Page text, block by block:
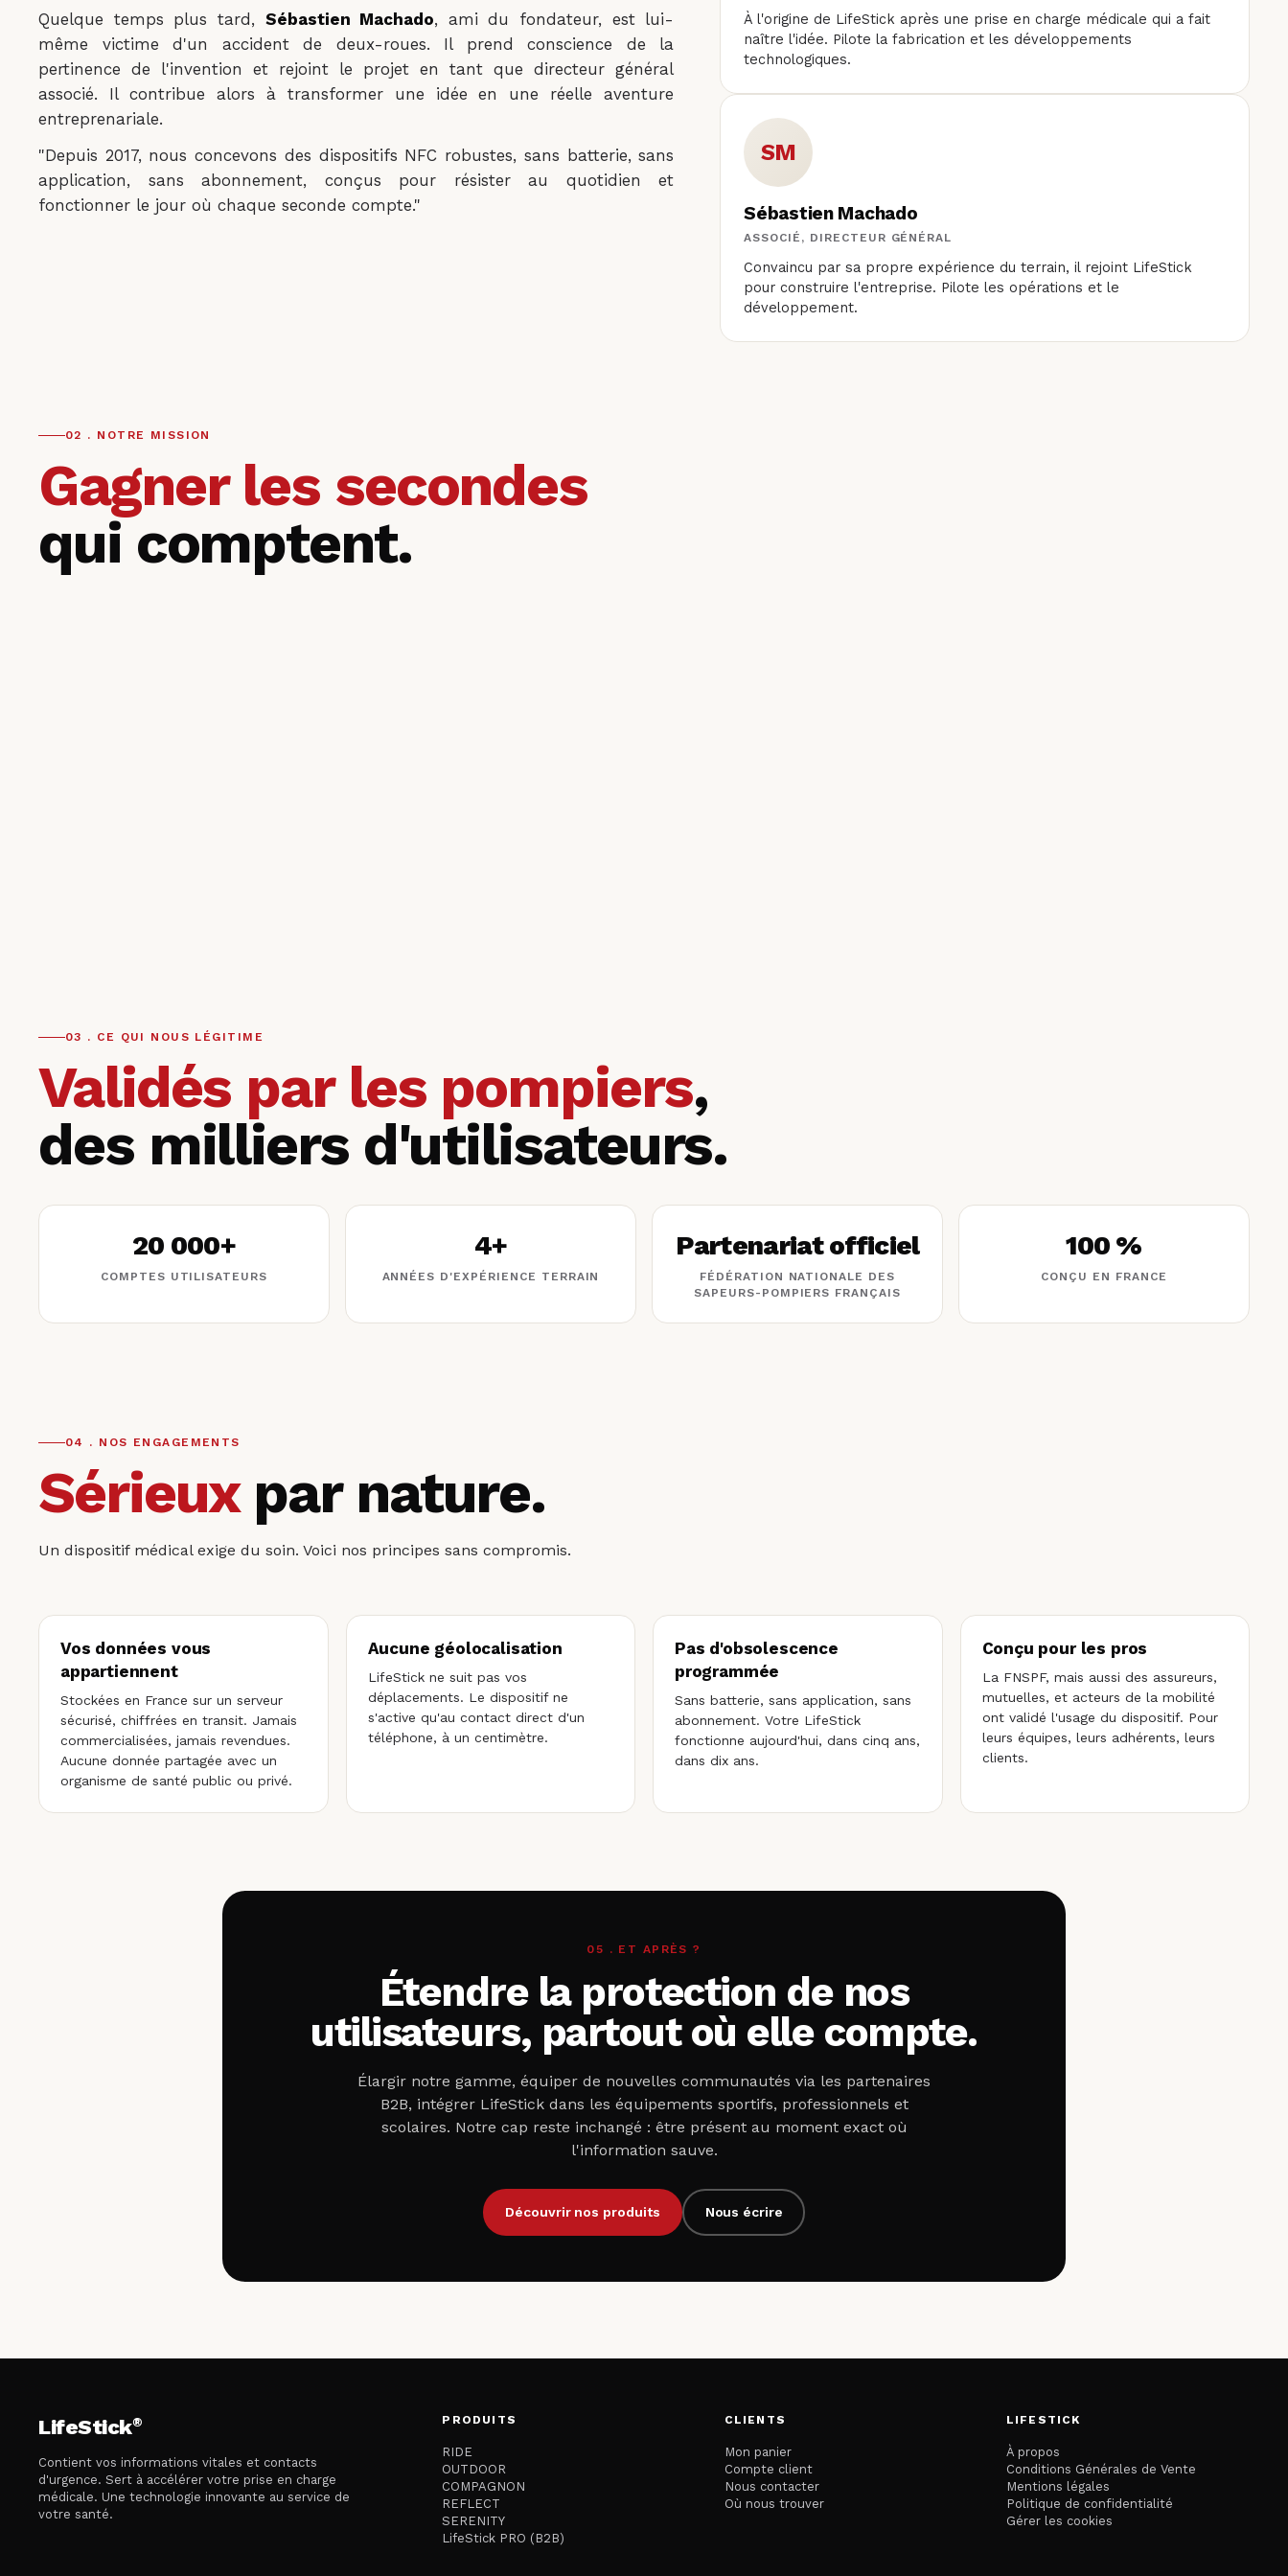
Quelque temps plus tard, Sébastien Machado, ami du fondateur, est lui-
même victime d'un accident de deux-roues. Il prend conscience de la
pertinence de l'invention et rejoint le projet en tant que directeur général
associé. Il contribue alors à transformer une idée en une réelle aventure
entreprenariale.
"Depuis 2017, nous concevons des dispositifs NFC robustes, sans batterie, sans
application, sans abonnement, conçus pour résister au quotidien et
fonctionner le jour où chaque seconde compte."
À l'origine de LifeStick après une prise en charge médicale qui a fait
naître l'idée. Pilote la fabrication et les développements
technologiques.
SM
Sébastien Machado
ASSOCIÉ, DIRECTEUR GÉNÉRAL
Convaincu par sa propre expérience du terrain, il rejoint LifeStick
pour construire l'entreprise. Pilote les opérations et le
développement.
02 . NOTRE MISSION
Gagner les secondes
qui comptent.
03 . CE QUI NOUS LÉGITIME
Validés par les pompiers,
des milliers d'utilisateurs.
20 000+
COMPTES UTILISATEURS
4+
ANNÉES D'EXPÉRIENCE TERRAIN
Partenariat officiel
FÉDÉRATION NATIONALE DES
SAPEURS-POMPIERS FRANÇAIS
100 %
CONÇU EN FRANCE
04 . NOS ENGAGEMENTS
Sérieuxpar nature.
Un dispositif médical exige du soin. Voici nos principes sans compromis.
Vos données vous
appartiennent
Stockées en France sur un serveur
sécurisé, chiffrées en transit. Jamais
commercialisées, jamais revendues.
Aucune donnée partagée avec un
organisme de santé public ou privé.
Aucune géolocalisation
LifeStick ne suit pas vos
déplacements. Le dispositif ne
s'active qu'au contact direct d'un
téléphone, à un centimètre.
Pas d'obsolescence
programmée
Sans batterie, sans application, sans
abonnement. Votre LifeStick
fonctionne aujourd'hui, dans cinq ans,
dans dix ans.
Conçu pour les pros
La FNSPF, mais aussi des assureurs,
mutuelles, et acteurs de la mobilité
ont validé l'usage du dispositif. Pour
leurs équipes, leurs adhérents, leurs
clients.
05 . ET APRÈS ?
Étendre la protection de nos
utilisateurs, partout où elle compte.
Élargir notre gamme, équiper de nouvelles communautés via les partenaires
B2B, intégrer LifeStick dans les équipements sportifs, professionnels et
scolaires. Notre cap reste inchangé : être présent au moment exact où
l'information sauve.
Découvrir nos produits Nous écrire
LifeStick®
Contient vos informations vitales et contacts
d'urgence. Sert à accélérer votre prise en charge
médicale. Une technologie innovante au service de
votre santé.
PRODUITS
RIDE
OUTDOOR
COMPAGNON
REFLECT
SERENITY
LifeStick PRO (B2B)
CLIENTS
Mon panier
Compte client
Nous contacter
Où nous trouver
LIFESTICK
À propos
Conditions Générales de Vente
Mentions légales
Politique de confidentialité
Gérer les cookies